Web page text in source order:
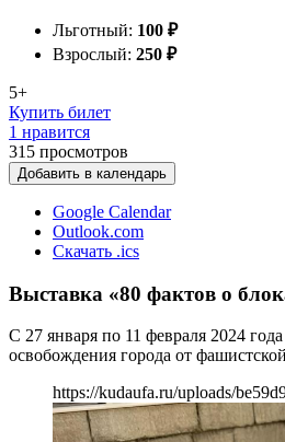
Льготный: 100 ₽
Взрослый: 250 ₽
5+
Купить билет
1 нравится
315 просмотров
Добавить в календарь
Google Calendar
Outlook.com
Скачать .ics
Выставка «80 фактов о
С 27 января по 11 февраля 2024
освобождения города от
https://kudaufa.ru/uploads/